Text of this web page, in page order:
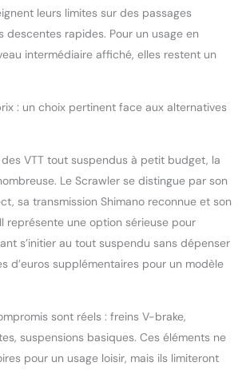
leurs limites sur des passages
descentes rapides. Pour un usage en
intermédiaire affiché, elles restent un
: un choix pertinent face aux alternatives
VTT tout suspendus à petit budget, la
Le Scrawler se distingue par son
sa transmission Shimano reconnue et son
représente une option sérieuse pour
s’initier au tout suspendu sans dépenser
d’euros supplémentaires pour un modèle
sont réels : freins V-brake,
suspensions basiques. Ces éléments ne
pour un usage loisir, mais ils limiteront